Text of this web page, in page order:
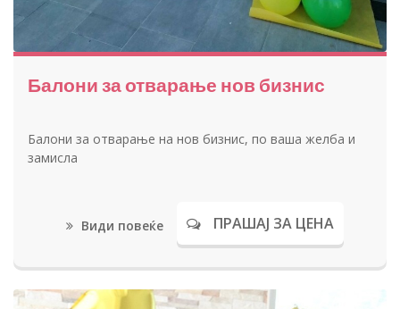
Балони за отварање нов бизнис
Балони за отварање на нов бизнис, по ваша желба и
замисла
Види повеќе ПРАШАЈ ЗА ЦЕНА